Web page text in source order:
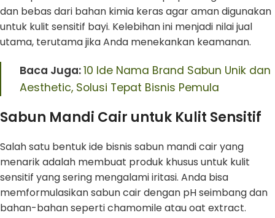
dan bebas dari bahan kimia keras agar aman digunakan
untuk kulit sensitif bayi. Kelebihan ini menjadi nilai jual
utama, terutama jika Anda menekankan keamanan.
Baca Juga:10 Ide Nama Brand Sabun Unik dan
Aesthetic, Solusi Tepat Bisnis Pemula
Sabun Mandi Cair untuk Kulit Sensitif
Salah satu bentuk ide bisnis sabun mandi cair yang
menarik adalah membuat produk khusus untuk kulit
sensitif yang sering mengalami iritasi. Anda bisa
memformulasikan sabun cair dengan pH seimbang dan
bahan-bahan seperti chamomile atau oat extract.